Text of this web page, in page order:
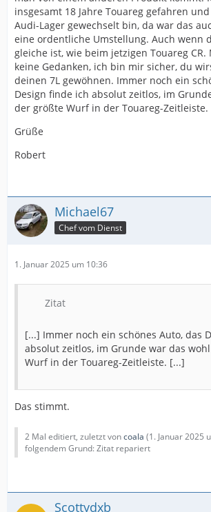
insgesamt 18 Jahre Touareg gefahren
Audi-Lager gewechselt bin, da war das
eine ordentliche Umstellung. Auch wenn
gleiche ist, wie beim jetzigen Touareg
keine Gedanken, ich bin mir sicher, du
deinen 7L gewöhnen. Immer noch ein
Design finde ich absolut zeitlos, im
der größte Wurf in der Touareg-Zeitleiste.
Grüße
Robert
Michael67
Chef vom Dienst
1. Januar 2025 um 10:36
Zitat
[...] Immer noch ein schönes Auto, das
absolut zeitlos, im Grunde war das
Wurf in der Touareg-Zeitleiste. [...]
Das stimmt.
2 Mal editiert, zuletzt voncoala (1. Januar 2025
folgendem Grund: Zitat repariert
Scottydxb